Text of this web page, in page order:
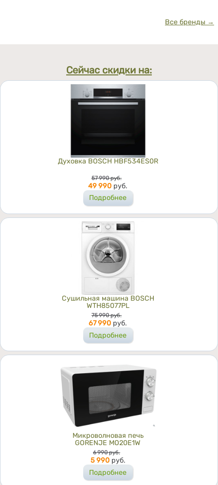
Все бренды →
Сейчас скидки на:
Духовка BOSCH HBF534ES0R
Цена
57 990 руб.
49 990 руб.
Подробнее
Сушильная машина BOSCH
WTH85077PL
Цена
75 990 руб.
67 990 руб.
Подробнее
Микроволновая печь
GORENJE MO20E1W
Цена
6 990 руб.
5 990 руб.
Подробнее